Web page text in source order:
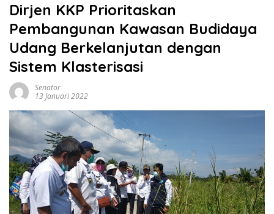
Dirjen KKP Prioritaskan
Pembangunan Kawasan Budidaya
Udang Berkelanjutan dengan
Sistem Klasterisasi
Senator
13 Januari 2022